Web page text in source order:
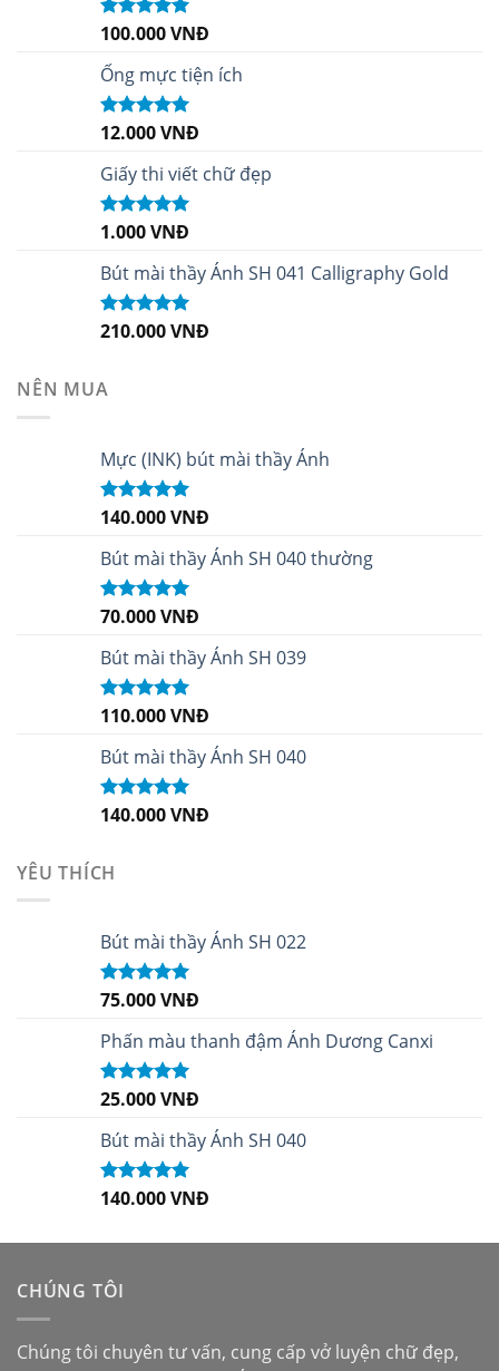
Được xếp
sao
100.000VNĐ
Ống mực tiện ích
Được xếp
sao
12.000VNĐ
Giấy thi viết chữ đẹp
Được xếp
sao
1.000VNĐ
Bút mài thầy Ánh SH 041 Calligraphy Gold
Được xếp
210.000VNĐ
NÊN MUA
Mực (INK) bút mài thầy Ánh
Được xếp
sao
140.000VNĐ
Bút mài thầy Ánh SH 040 thường
Được xếp
sao
70.000VNĐ
Bút mài thầy Ánh SH 039
Được xếp
sao
110.000VNĐ
Bút mài thầy Ánh SH 040
Được xếp
140.000VNĐ
YÊU THÍCH
Bút mài thầy Ánh SH 022
Được xếp
sao
75.000VNĐ
Phấn màu thanh đậm Ánh Dương Canxi
Được xếp
sao
25.000VNĐ
Bút mài thầy Ánh SH 040
Được xếp
140.000VNĐ
CHÚNG TÔI
Chúng tôi chuyên tư vấn, cung cấp vở luyện chữ đẹp,